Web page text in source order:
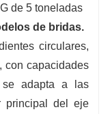
de bridas.
circulares,
con capacidades
adapta a las
principal del eje